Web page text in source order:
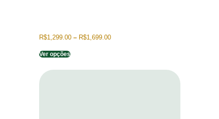
R$1,299.00 – R$1,699.00
Ver opções